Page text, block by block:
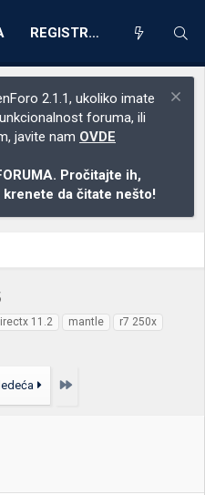
REGISTRACIJA
2.1.1, ukoliko imate
foruma, ili
javite nam OVDE
Pročitajte ih,
da čitate nešto!
11.2 mantle
r7 250x
Poslednja